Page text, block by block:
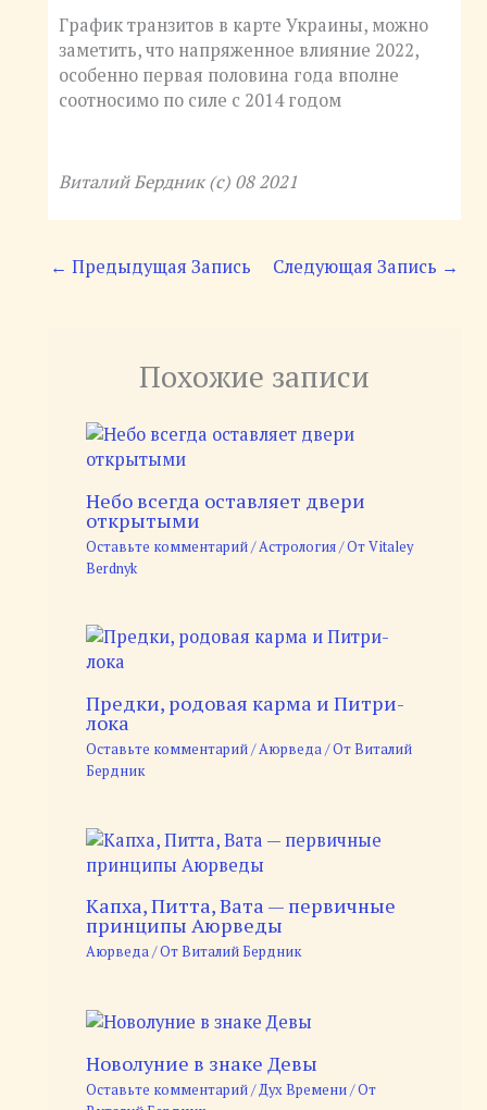
График транзитов в карте Украины, можно
заметить, что напряженное влияние 2022,
особенно первая половина года вполне
соотносимо по силе с 2014 годом
Виталий Бердник (с) 08 2021
← Предыдущая Запись Следующая Запись →
Похожие записи
Небо всегда оставляет двери
открытыми
Оставьте комментарий/Астрология/ ОтVitaley
Berdnyk
Предки, родовая карма и Питри-
лока
Оставьте комментарий/Аюрведа/ ОтВиталий
Бердник
Капха, Питта, Вата — первичные
принципы Аюрведы
Аюрведа/ ОтВиталий Бердник
Новолуние в знаке Девы
Оставьте комментарий/Дух Времени/ От